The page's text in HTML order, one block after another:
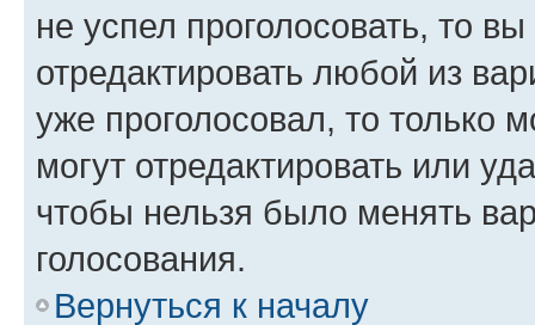
не успел проголосовать, то
отредактировать любой из
уже проголосовал, то только
могут отредактировать или
чтобы нельзя было менять
голосования.
Вернуться к началу